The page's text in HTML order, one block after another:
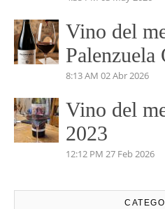
5:53 PM03 Jun 2026
Vino del
4:35 PM03 May 2026
Vino del
8:13 AM02 Abr 2026